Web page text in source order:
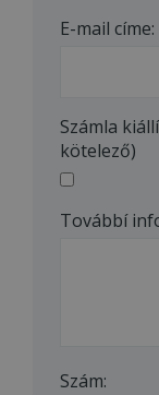
E-mail címe:
Számla
kötelező)
Továbbí
Szám: